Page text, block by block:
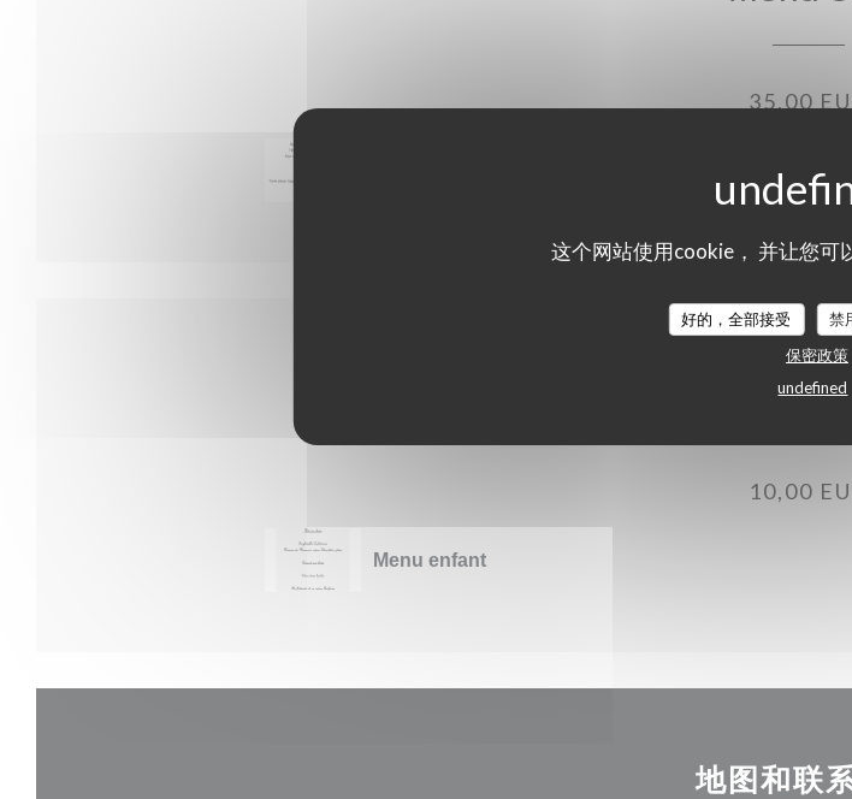
这个网站使用cookie， 并让您可
好的，全部接受 禁
保密政策
undefined
35,00
Menu
10,00
Menu enfant
地图和联